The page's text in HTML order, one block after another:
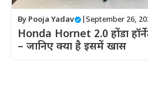
By Pooja Yadav September 26,
Honda Hornet 2.0 होंडा
– जानिए क्या है इसमें खास